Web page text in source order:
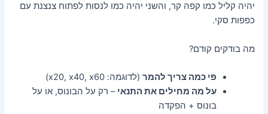
יהיה קליל כמו קפה קר, והשני יהיה כמו לנסות לפתוח צנצנת עם
כפפות סקי.
מה בודקים קודם?
פי כמה צריך להמר (לדוגמה: x20, x40, x60)
על מה מחילים את התנאי – רק על הבונוס, או על
בונוס + הפקדה